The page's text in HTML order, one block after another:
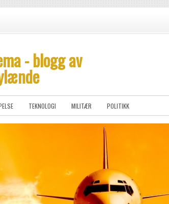
- blogg av
TEKNOLOGI MILITÆR POLITIKK